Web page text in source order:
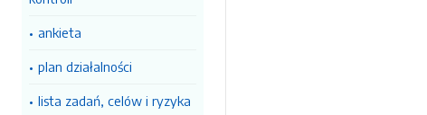
ankieta
plan działalności
lista zadań, celów i ryzyka